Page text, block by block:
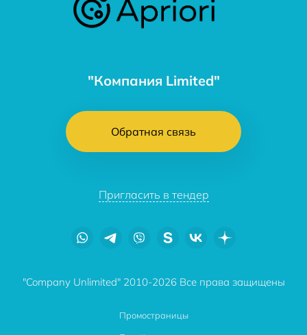
"Компания Limited"
Обратная связь
Пригласить в тендер
"Company Unlimited" 2010-2026 Все права защищены
Промостраницы